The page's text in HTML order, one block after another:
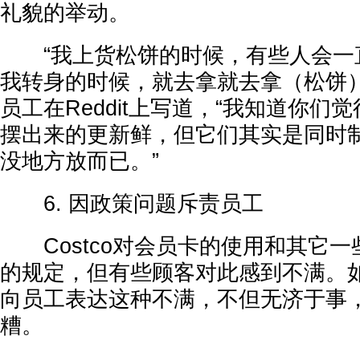
礼貌的举动。
“我上货松饼的时候，有些人会一
我转身的时候，就去拿就去拿（松饼
员工在Reddit上写道，“我知道你们
摆出来的更新鲜，但它们其实是同时
没地方放而已。”
6. 因政策问题斥责员工
Costco对会员卡的使用和其它一
的规定，但有些顾客对此感到不满。
向员工表达这种不满，不但无济于事
糟。